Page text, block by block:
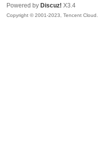
Powered by Discuz! X3.4
Copyright © 2001-2023, Tencent Cloud.